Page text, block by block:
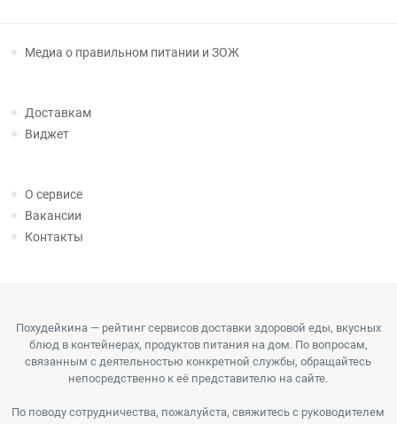
Медиа о правильном питании и ЗОЖ
Доставкам
Виджет
О сервисе
Вакансии
Контакты
Похудейкина — рейтинг сервисов доставки здоровой еды, вкусных
блюд в контейнерах, продуктов питания на дом. По вопросам,
связанным с деятельностью конкретной службы, обращайтесь
непосредственно к её представителю на сайте.
По поводу сотрудничества, пожалуйста, свяжитесь с руководителем